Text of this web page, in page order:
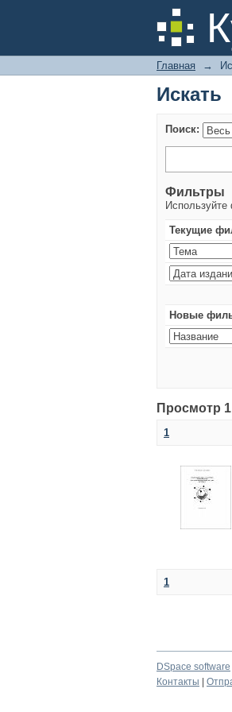
Искать
Главная →
Искать
Поиск:
Фильтры
Используйте
Текущие
Новые
Просмотр 1
1
1
DSpace software
Контакты